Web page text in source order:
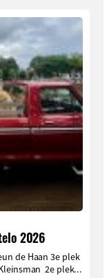
2026
de Haan 3e plek
2e plek...